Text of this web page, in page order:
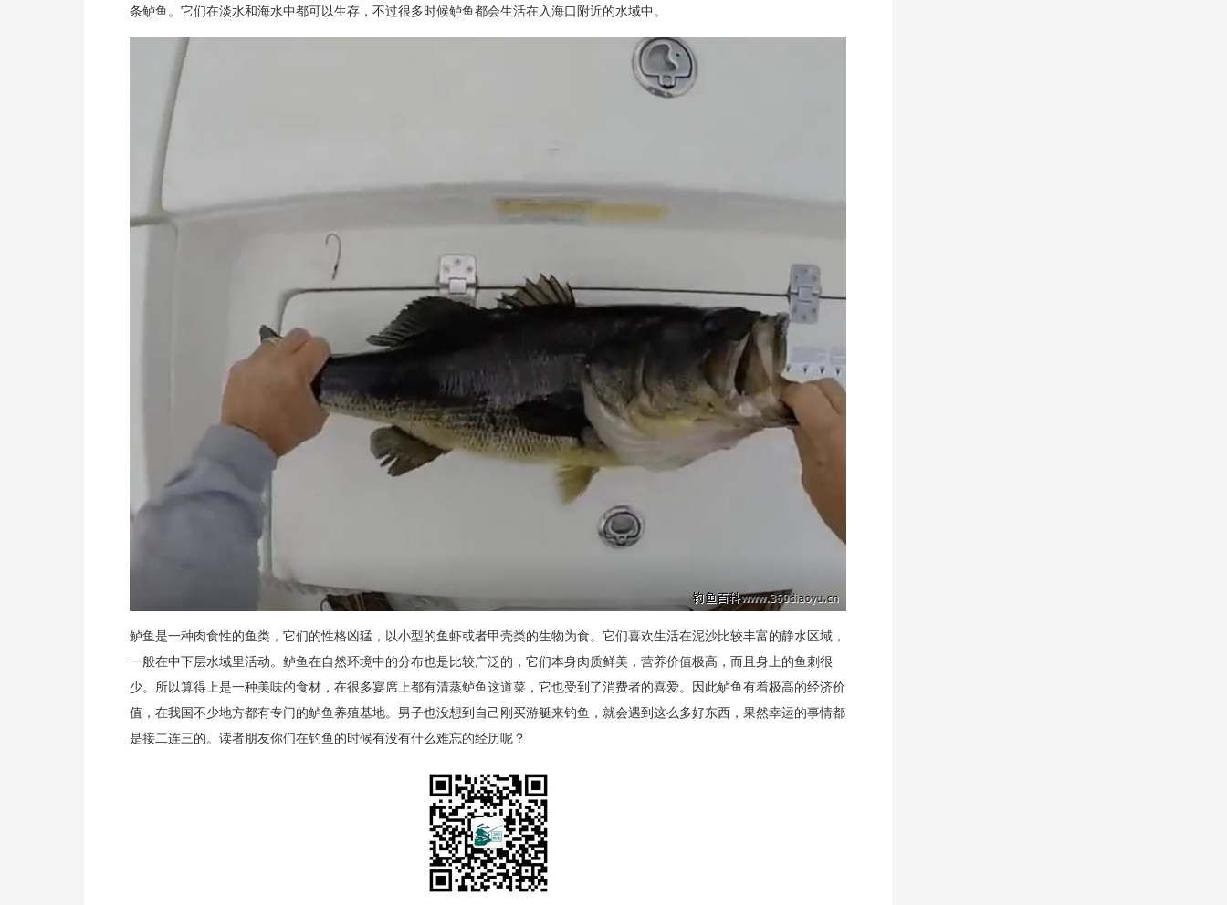
条鲈鱼。它们在淡水和海水中都可以生存，不过很多时候鲈鱼都会生活在入海口附近的水域中。
鲈鱼是一种肉食性的鱼类，它们的性格凶猛，以小型的鱼虾或者甲壳类的生物为食。它们喜欢生活在泥沙比较丰富的静水区域，
一般在中下层水域里活动。鲈鱼在自然环境中的分布也是比较广泛的，它们本身肉质鲜美，营养价值极高，而且身上的鱼刺很
少。所以算得上是一种美味的食材，在很多宴席上都有清蒸鲈鱼这道菜，它也受到了消费者的喜爱。因此鲈鱼有着极高的经济价
值，在我国不少地方都有专门的鲈鱼养殖基地。男子也没想到自己刚买游艇来钓鱼，就会遇到这么多好东西，果然幸运的事情都
是接二连三的。读者朋友你们在钓鱼的时候有没有什么难忘的经历呢？